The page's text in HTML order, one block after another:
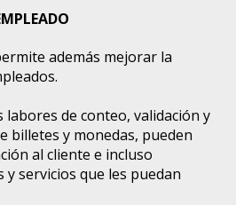
además mejorar la
labores de conteo, validación y
billetes y monedas, pueden
al cliente e incluso
servicios que les puedan